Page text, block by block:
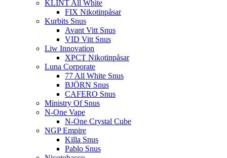
KLINT All White
FIX Nikotinpåsar
Kurbits Snus
Avant Vitt Snus
VID Vitt Snus
Liw Innovation
XPCT Nikotinpåsar
Luna Corporate
77 All White Snus
BJÖRN Snus
CAFERO Snus
Ministry Of Snus
N-One Vape
N-One Crystal Cube
NGP Empire
Killa Snus
Pablo Snus